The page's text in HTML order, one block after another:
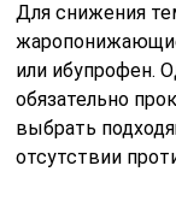
Для снижения
или ибупрофен.
обязательно
выбрать
отсутствии